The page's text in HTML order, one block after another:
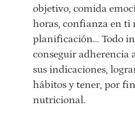
objetivo, comida
horas, confianza en ti
planificación… Todo
conseguir adherencia
sus indicaciones,
hábitos y tener, por
nutricional.